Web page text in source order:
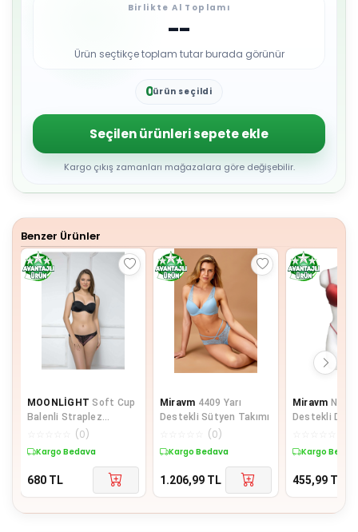
Birlikte Al Toplamı
--
Ürün seçtikçe toplam tutar burada görünür
0
2
3
4
5
6
8
ürün seçildi
Seçilen ürünleri sepete ekle
Kargo çıkış zamanları mağazalara göre değişebilir.
Benzer Ürünler
MOONLİGHT Soft Cup
Balenli Straplez
Toparlayıcı Sütyen
(0)
Kargo Bedava
680 TL
Miravm 4409 Yarı
Destekli Sütyen Takımı
(0)
Kargo Bedava
1.206,99 TL
Miravm Night
Destekli
Kargo
455,99 TL